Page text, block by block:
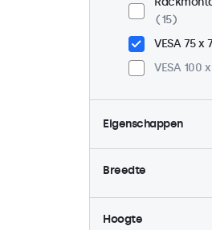
15
VESA 75 x
VESA 100
Eigenschappen
4:3 / 5:4
Dimbaar
Breedte
Hoogte